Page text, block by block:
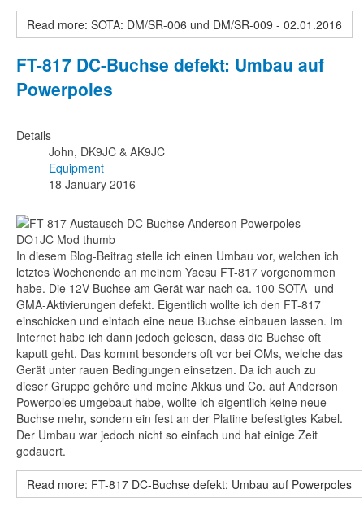
Read more: SOTA: DM/SR-006 und DM/SR-009 - 02.01.2016
FT-817 DC-Buchse defekt: Umbau auf
Powerpoles
Details
John, DK9JC & AK9JC
Equipment
18 January 2016
In diesem Blog-Beitrag stelle ich einen Umbau vor, welchen ich
letztes Wochenende an meinem Yaesu FT-817 vorgenommen
habe. Die 12V-Buchse am Gerät war nach ca. 100 SOTA- und
GMA-Aktivierungen defekt. Eigentlich wollte ich den FT-817
einschicken und einfach eine neue Buchse einbauen lassen. Im
Internet habe ich dann jedoch gelesen, dass die Buchse oft
kaputt geht. Das kommt besonders oft vor bei OMs, welche das
Gerät unter rauen Bedingungen einsetzen. Da ich auch zu
dieser Gruppe gehöre und meine Akkus und Co. auf Anderson
Powerpoles umgebaut habe, wollte ich eigentlich keine neue
Buchse mehr, sondern ein fest an der Platine befestigtes Kabel.
Der Umbau war jedoch nicht so einfach und hat einige Zeit
gedauert.
Read more: FT-817 DC-Buchse defekt: Umbau auf Powerpoles